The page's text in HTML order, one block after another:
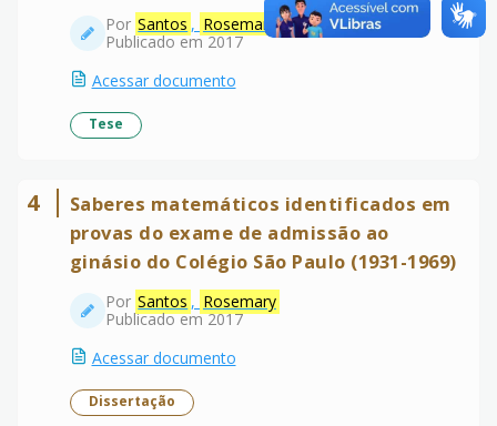
Por Santos , Rosemary
Publicado em 2017
Acessar documento
Tese
4
Saberes matemáticos identificados em
provas do exame de admissão ao
ginásio do Colégio São Paulo (1931-1969)
Por Santos , Rosemary
Publicado em 2017
Acessar documento
Dissertação